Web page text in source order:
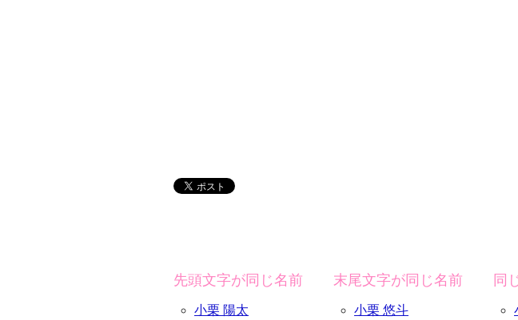
先頭文字が同じ名前
小栗 陽太
末尾文字が同じ名前
小栗 悠斗
同